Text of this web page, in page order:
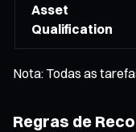
Asset
Qualification
Nota: Todas as
Regras de